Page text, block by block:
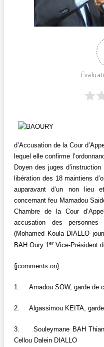
d’Accusation de la Cour
lequel elle confirme
Doyen des juges
libération des 18 maintiens
auparavant d’un non lieu
concernant feu Mamadou
Chambre de la Cour
accusation des
(Mohamed Koula DIALLO
BAH Oury 1erVice-Président
{jcomments on}
1. Amadou SOW, garde de
2. Algassimou KEITA, garde
3. Souleymane BAH
Cellou Dalein DIALLO